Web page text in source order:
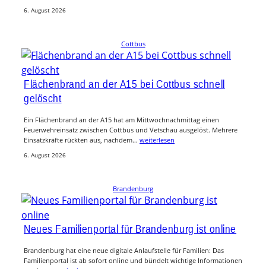
6. August 2026
Cottbus
Flächenbrand an der A15 bei Cottbus schnell
gelöscht
Ein Flächenbrand an der A15 hat am Mittwochnachmittag einen
Feuerwehreinsatz zwischen Cottbus und Vetschau ausgelöst. Mehrere
Einsatzkräfte rückten aus, nachdem… weiterlesen
6. August 2026
Brandenburg
Neues Familienportal für Brandenburg ist online
Brandenburg hat eine neue digitale Anlaufstelle für Familien: Das
Familienportal ist ab sofort online und bündelt wichtige Informationen